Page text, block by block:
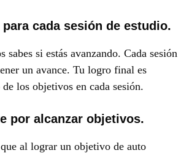
cada sesión de estudio.
sabes si estás avanzando. Cada sesión
un avance. Tu logro final es
los objetivos en cada sesión.
por alcanzar objetivos.
al lograr un objetivo de auto